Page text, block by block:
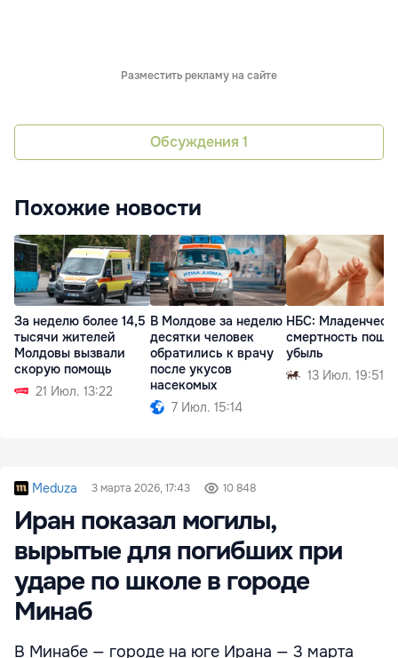
Разместить рекламу на сайте
Обсуждения 1
Похожие новости
За неделю более 14,5
тысячи жителей
Молдовы вызвали
скорую помощь
21 Июл. 13:22
В Молдове за неделю
десятки человек
обратились к врачу
после укусов
насекомых
7 Июл. 15:14
НБС:
смертность
убыль
13 Июл. 19:51
Meduza 3 марта 2026, 17:43 10 848
Иран показал могилы,
вырытые для погибших при
ударе по школе в городе
Минаб
В Минабе — городе на юге Ирана — 3 марта